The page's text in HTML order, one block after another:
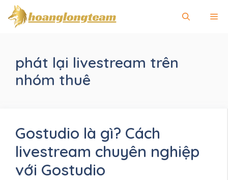
Chuyển
đến
phát lại livestream trên
nhóm thuê
Gostudio là gì? Cách
livestream chuyên nghiệp
với Gostudio